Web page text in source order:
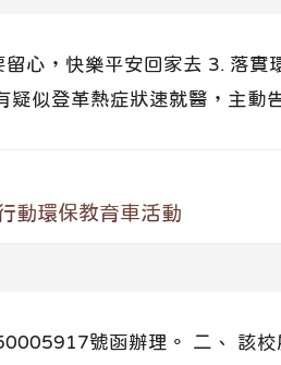
心，快樂平安回家去 3. 落
似登革熱症狀速就醫，主動
動環保教育車活動
號函辦理。 二、 該